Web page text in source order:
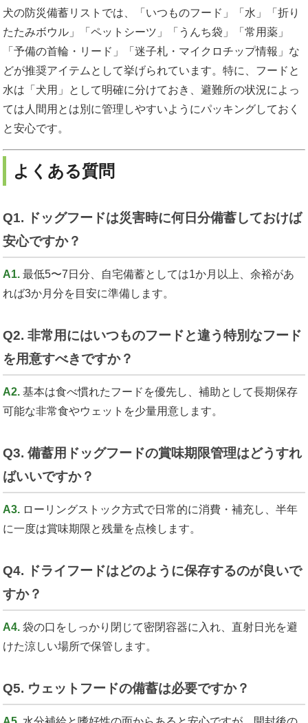
犬の防災備蓄リストでは、「いつものフード」「水」「折り
たたみボウル」「ペットシーツ」「うんち袋」「常用薬」
「予備の首輪・リード」「迷子札・マイクロチップ情報」な
どが推奨アイテムとして挙げられています。特に、フードと
水は「犬用」として明確に分けておき、避難所の状況によっ
ては人間用とは別に管理しやすいようにパッキングしておく
と安心です。
よくある質問
Q1. ドッグフードは災害時に何日分備蓄しておけば
安心ですか？
A1. 最低5〜7日分、自宅備蓄としては1か月以上、余裕があ
れば3か月分を目安に準備します。
Q2. 非常用にはいつものフードと違う特別なフード
を用意すべきですか？
A2. 基本は食べ慣れたフードを優先し、補助として長期保存
可能な非常食やウェットを少量用意します。
Q3. 備蓄用ドッグフードの賞味期限管理はどうすれ
ばいいですか？
A3. ローリングストック方式で日常的に消費・補充し、半年
に一度は賞味期限と残量を点検します。
Q4. ドライフードはどのように保存するのが良いで
すか？
A4. 袋の口をしっかり閉じて密閉容器に入れ、直射日光を避
けた涼しい場所で保管します。
Q5. ウェットフードの備蓄は必要ですか？